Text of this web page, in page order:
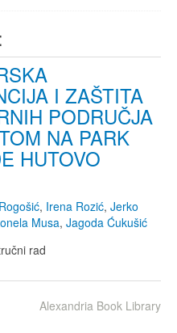
I ZAŠTITA
PODRUČJA
NA PARK
HUTOVO
, Irena Rozić, Jerko
Musa, Jagoda Ćukušić
rad
Alexandria Book Library